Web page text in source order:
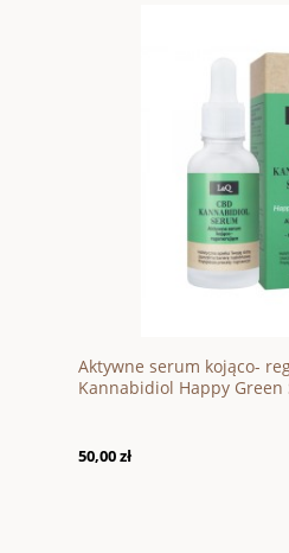
Aktywne serum kojąco-
Kannabidiol Happy Green
50,00 zł